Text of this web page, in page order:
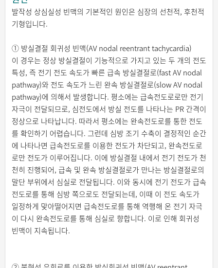
발작성 상심실성 빈맥의 기본적인 원인은 심장의 선천적, 후천적
기형입니다.
① 방실결절 회귀성 빈맥(AV nodal reentrant tachycardia)
이 경우는 정상 방실결절이 기능적으로 가지고 있는 두 개의 전도
특성, 즉 전기 전도 속도가 빠른 급속 방실결절로(fast AV nodal
pathway)와 전도 속도가 느린 완속 방실결절로(slow AV nodal
pathway)에 의해서 발생합니다. 평소에는 급속전도로로만 전기
자극이 전달되므로, 심전도에서 방실 전도를 나타나는 PR 간격이
정상으로 나타납니다. 따라서 평소에는 완속전도로를 통한 전도
를 확인하기 어렵습니다. 그런데 심방 조기 수축이 결정적인 순간
에 나타나면 급속전도로를 이용한 전도가 차단되고, 완속전도로
로만 전도가 이루어집니다. 이에 방실결절 내에서 전기 전도가 천
천히 진행되어, 급속 및 완속 방실결절로가 만나는 방실결절로의
말단 부위에서 심실로 전달됩니다. 이와 동시에 전기 전도가 급속
전도로를 통해 심방 쪽으로도 전달되는데, 이때 이 전도 속도가
일정하게 맞아떨어지면 급속전도로를 통해 역행해 온 전기 자극
이 다시 완속전도로를 통해 심실로 향합니다. 이로 인해 회귀성
빈맥이 지속됩니다.